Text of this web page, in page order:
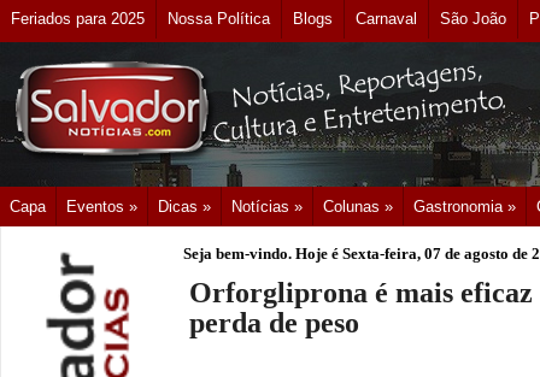
Feriados para 2025 Nossa Política Blogs Carnaval São João
Capa Eventos » Dicas » Notícias » Colunas » Gastronomia »
Seja bem-vindo. Hoje é Sexta-feira, 07 de agosto de
Orforgliprona é mais
perda de peso